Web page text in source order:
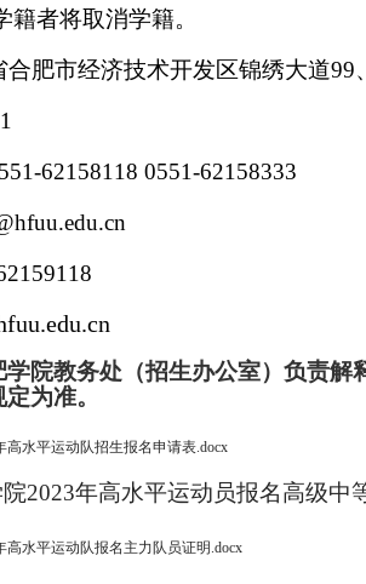
籍者将取消学籍。
合肥市经济技术开发区锦绣大道99
62158118 0551-62158333
院教务处（招生办公室）负责
为准。
高水平运动队招生报名申请表.docx
2023年高水平运动员报名高级中
高水平运动队报名主力队员证明.docx